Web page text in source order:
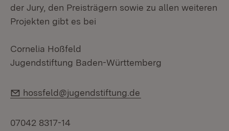
der Jury, den Preisträgern sowie zu allen weiteren
Projekten gibt es bei
Cornelia Hoßfeld
Jugendstiftung Baden-Württemberg
E-Mail:
hossfeld@jugendstiftung.de
07042 8317-14